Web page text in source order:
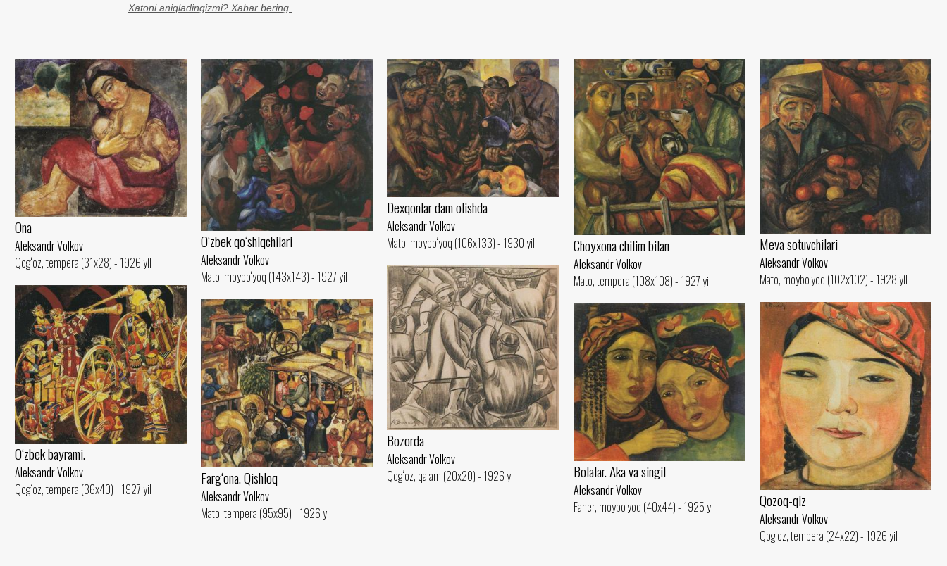
Xatoni aniqladingizmi? Xabar bering.
Ona
Aleksandr Volkov
Qog‘oz, tempera (31x28) - 1926 yil
O‘zbek qo‘shiqchilari
Aleksandr Volkov
Mato, moybo‘yoq (143x143) - 1927 yil
Dexqonlar dam olishda
Aleksandr Volkov
Mato, moybo‘yoq (106x133) - 1930 yil
Choyxona chilim bilan
Aleksandr Volkov
Mato, tempera (108x108) - 1927 yil
Meva sotuvchilari
Aleksandr Volkov
Mato, moybo‘yoq (102x102) - 1928 yil
Bozorda
Aleksandr Volkov
Qog‘oz, qalam (20x20) - 1926 yil
O‘zbek bayrami.
Aleksandr Volkov
Qog‘oz, tempera (36x40) - 1927 yil
Farg‘ona. Qishloq
Aleksandr Volkov
Mato, tempera (95x95) - 1926 yil
Qozoq-qiz
Aleksandr Volkov
Qog‘oz, tempera (24x22) - 1926 yil
Bolalar. Aka va singil
Aleksandr Volkov
Faner, moybo‘yoq (40x44) - 1925 yil